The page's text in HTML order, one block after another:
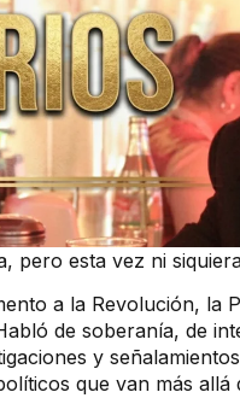
pero esta vez ni
a la Revolución, la
de soberanía, de
y
que van más